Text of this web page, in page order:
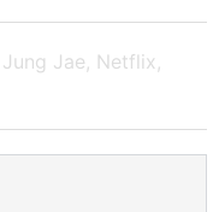
Jae Netflix